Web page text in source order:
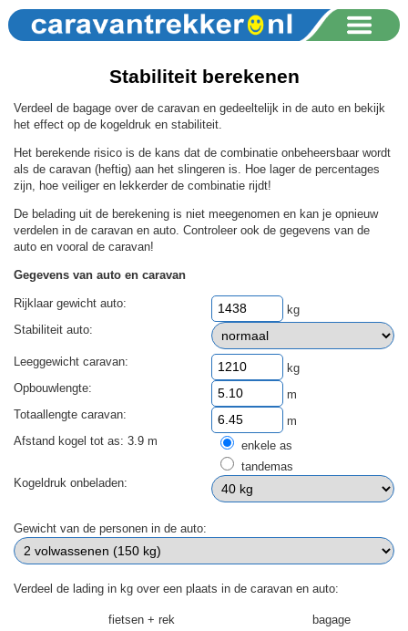
Stabiliteit berekenen
Verdeel de bagage over de caravan en gedeeltelijk in de auto en bekijk
het effect op de kogeldruk en stabiliteit.
Het berekende risico is de kans dat de combinatie onbeheersbaar wordt
als de caravan (heftig) aan het slingeren is. Hoe lager de percentages
zijn, hoe veiliger en lekkerder de combinatie rijdt!
De belading uit de berekening is niet meegenomen en kan je opnieuw
verdelen in de caravan en auto. Controleer ook de gegevens van de
auto en vooral de caravan!
Gegevens van auto en caravan
Rijklaar gewicht auto:
kg
Stabiliteit auto:
Leeggewicht caravan:
kg
Opbouwlengte:
m
Totaallengte caravan:
m
Afstand kogel tot as: 3.9 m
enkele as
tandemas
Kogeldruk onbeladen:
Gewicht van de personen in de auto:
Verdeel de lading in kg over een plaats in de caravan en auto:
fietsen + rek
bagage